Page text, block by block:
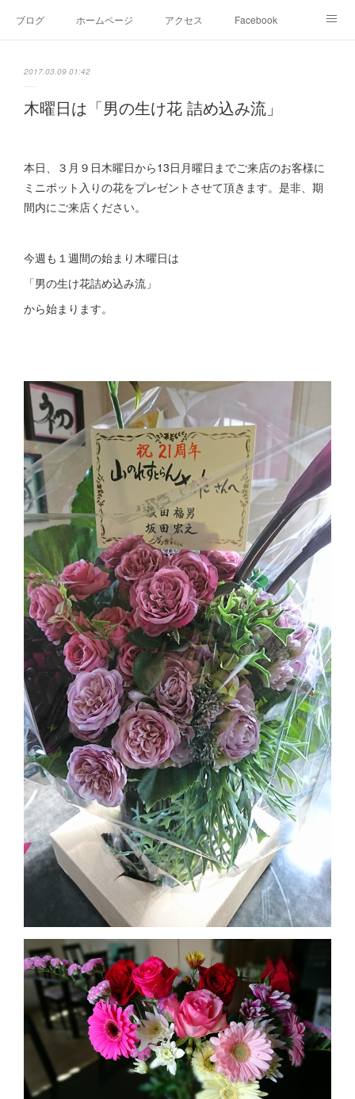
ブログ ホームページ アクセス Facebook
2017.03.09 01:42
木曜日は「男の生け花 詰め込み流」
本日、３月９日木曜日から13日月曜日までご来店のお客様に
ミニポット入りの花をプレゼントさせて頂きます。是非、期
間内にご来店ください。
今週も１週間の始まり木曜日は
「男の生け花詰め込み流」
から始まります。